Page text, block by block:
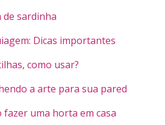
sardinha
Dicas importantes
como usar?
a arte para sua parede
fazer uma horta em casa